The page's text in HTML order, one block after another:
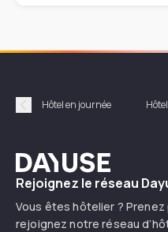
Précédent
Hôtel en journée
Dayuse
Rejoignez le réseau
Vous êtes hôtelier ? Prenez
rejoignez notre réseau